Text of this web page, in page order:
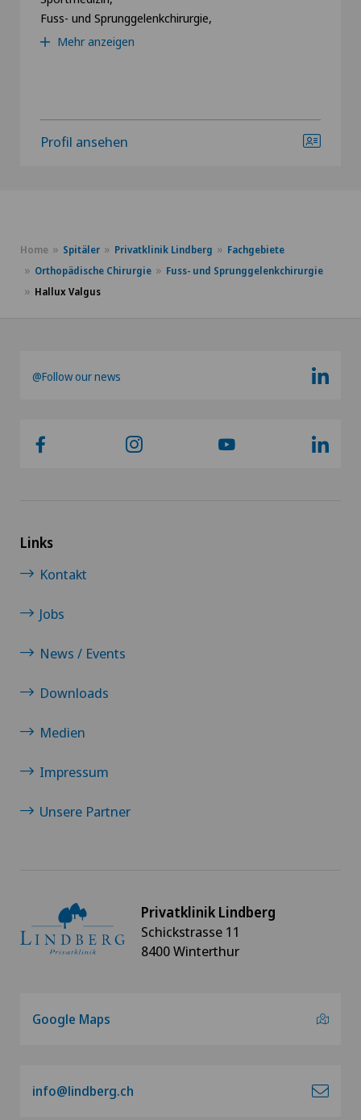
Fuss- und Sprunggelenkchirurgie,
Mehr anzeigen
Profil ansehen
Home Spitäler Privatklinik Lindberg
Fachgebiete
Orthopädische Chirurgie
Fuss- und Sprunggelenkchirurgie
Hallux Valgus
@Follow our news
Links
Kontakt
Jobs
News / Events
Downloads
Medien
Impressum
Unsere Partner
Privatklinik Lindberg
Schickstrasse 11
8400 Winterthur
Google Maps
info@lindberg.ch